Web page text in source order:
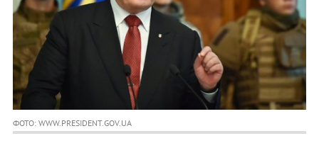
ФОТО: WWW.PRESIDENT.GOV.UA